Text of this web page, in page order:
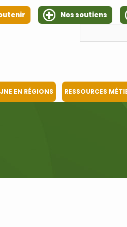
Nos soutiens
EN RÉGIONS RESSOURCES